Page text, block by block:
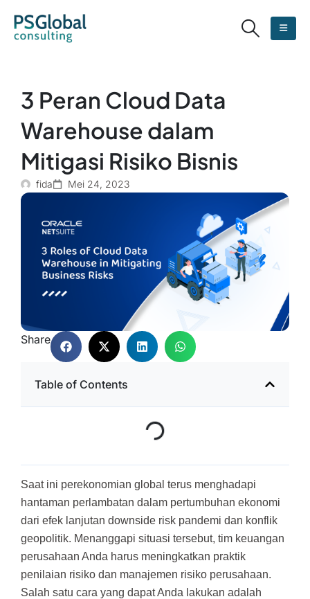
3 Peran Cloud Data
Warehouse dalam
Mitigasi Risiko Bisnis
fida Mei 24, 2023
Share
Table of Contents
Saat ini perekonomian global terus menghadapi
hantaman perlambatan dalam pertumbuhan ekonomi
dari efek lanjutan downside risk pandemi dan konflik
geopolitik. Menanggapi situasi tersebut, tim keuangan
perusahaan Anda harus meningkatkan praktik
penilaian risiko dan manajemen risiko perusahaan.
Salah satu cara yang dapat Anda lakukan adalah